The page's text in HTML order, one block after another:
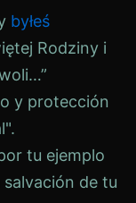
byłeś
Rodziny i
y protección
tu ejemplo
de tu